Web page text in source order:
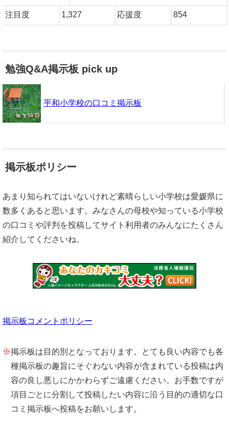
注目度 1,327 応援度 854
勉強Q&A掲示板 pick up
平和小学校の口コミ掲示板
掲示板ポリシー
あまり知られてはいないけれど素晴らしい小学校は愛媛県に
数多くあると思います。みなさんの母校や知っている小学校
の口コミや評判を投稿してサイト利用者のみんなにたくさん
紹介してくださいね。
掲示板コメントポリシー
※掲示板は目的別となっております。とても良い内容でも各
種掲示板の趣旨にそぐわない内容が含まれている投稿は内
容の良し悪しにかかわらずご遠慮ください。お手数ですが
項目ごとに分割して投稿したい内容に沿う目的の適切な口
コミ掲示板へ投稿をお願いします。